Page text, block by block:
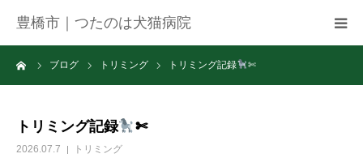
豊橋市｜つたのは犬猫病院
ブログ トリミング トリミング記録 ✄
トリミング記録 ✄
2026.07.7 トリミング
病院紹介